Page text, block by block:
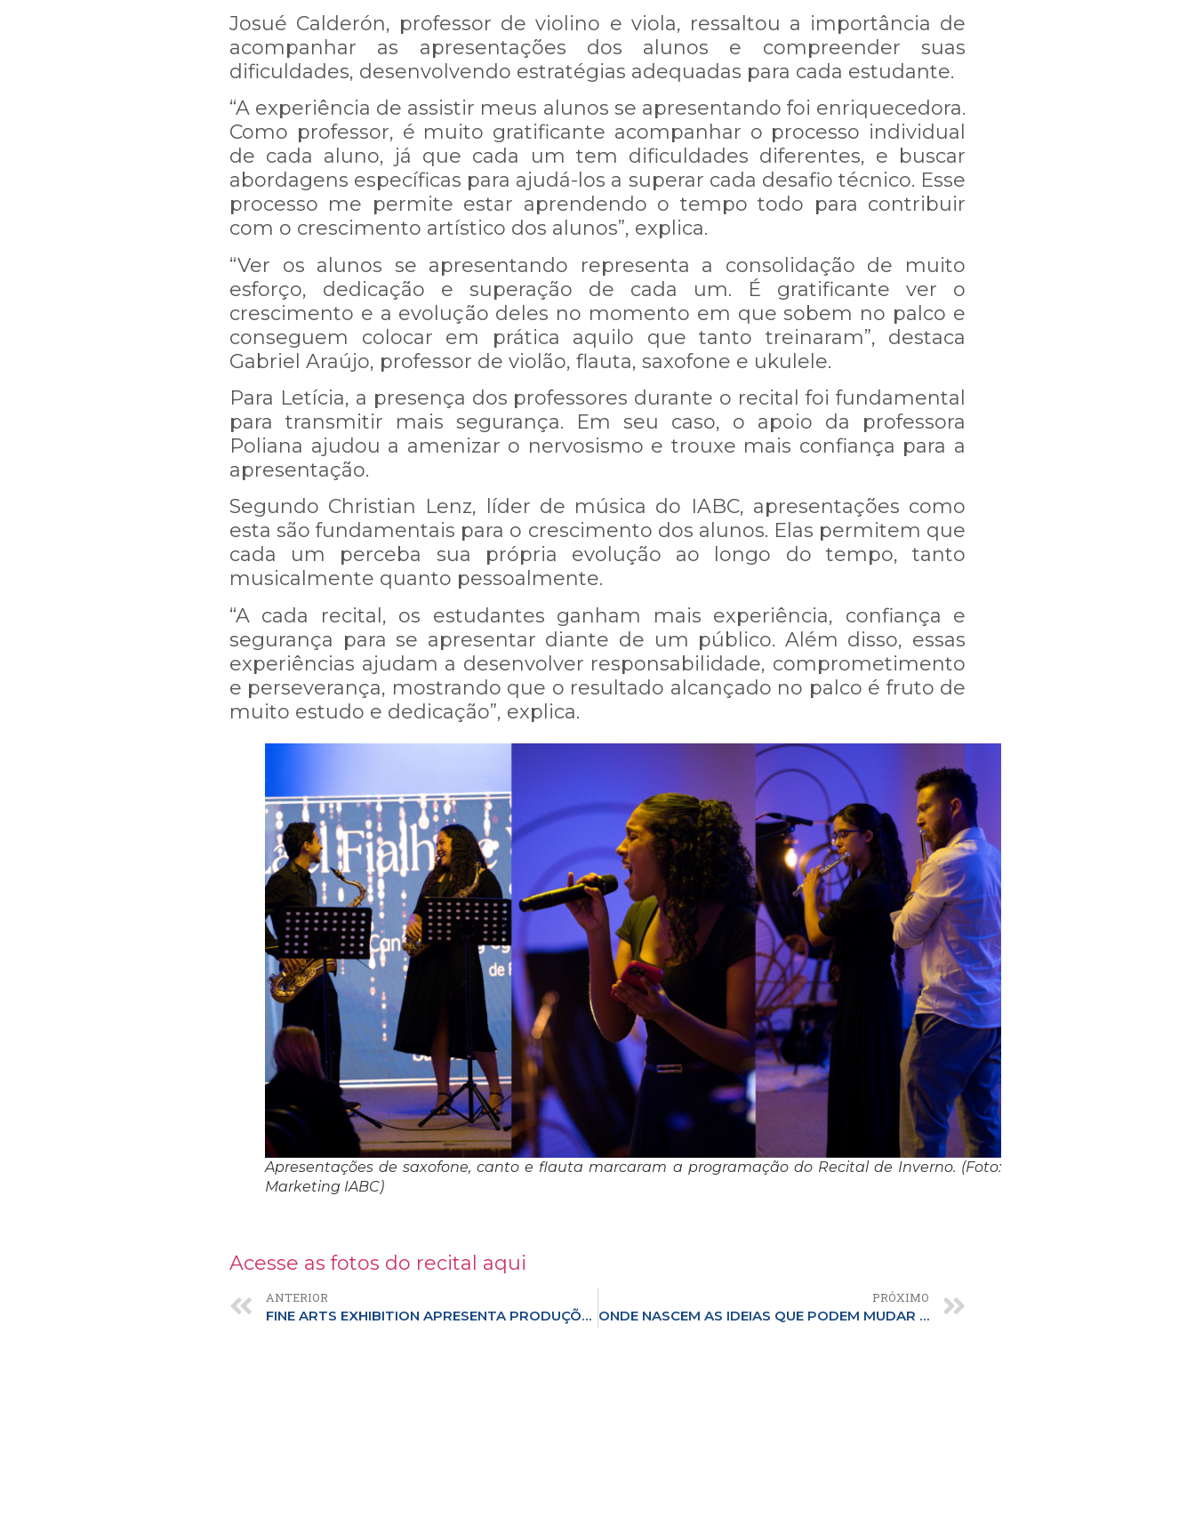
Josué Calderón, professor de violino e viola, ressaltou a importância de
acompanhar as apresentações dos alunos e compreender suas
dificuldades, desenvolvendo estratégias adequadas para cada estudante.
“A experiência de assistir meus alunos se apresentando foi enriquecedora.
Como professor, é muito gratificante acompanhar o processo individual
de cada aluno, já que cada um tem dificuldades diferentes, e buscar
abordagens específicas para ajudá-los a superar cada desafio técnico. Esse
processo me permite estar aprendendo o tempo todo para contribuir
com o crescimento artístico dos alunos”, explica.
“Ver os alunos se apresentando representa a consolidação de muito
esforço, dedicação e superação de cada um. É gratificante ver o
crescimento e a evolução deles no momento em que sobem no palco e
conseguem colocar em prática aquilo que tanto treinaram”, destaca
Gabriel Araújo, professor de violão, flauta, saxofone e ukulele.
Para Letícia, a presença dos professores durante o recital foi fundamental
para transmitir mais segurança. Em seu caso, o apoio da professora
Poliana ajudou a amenizar o nervosismo e trouxe mais confiança para a
apresentação.
Segundo Christian Lenz, líder de música do IABC, apresentações como
esta são fundamentais para o crescimento dos alunos. Elas permitem que
cada um perceba sua própria evolução ao longo do tempo, tanto
musicalmente quanto pessoalmente.
“A cada recital, os estudantes ganham mais experiência, confiança e
segurança para se apresentar diante de um público. Além disso, essas
experiências ajudam a desenvolver responsabilidade, comprometimento
e perseverança, mostrando que o resultado alcançado no palco é fruto de
muito estudo e dedicação”, explica.
Apresentações de saxofone, canto e flauta marcaram a programação do Recital de Inverno. (Foto:
Marketing IABC)
Acesse as fotos do recital aqui
ANTERIOR
FINE ARTS EXHIBITION APRESENTA PRODUÇÕES ARTÍSTICAS E MONÓLOGOS DE ALUNOS DO HIGH SCHOOL
PRÓXIMO
ONDE NASCEM AS IDEIAS QUE PODEM MUDAR O MUNDO
COMUNICADO IMPORTANTE:
Estamos passando por uma instabilidade em nosso WhatsApp, e talvez nossa
resposta a sua mensagem demore mais que o normal.
Por isso, pedimos sua compreensão e informamos que estamos trabalhando
arduamente para resolver esta questão!
Prazo de normalização: quinta-feira, 23/11/2023 às 17h
Nossa equipe está ligando para cada mensagem enviada!
Caso queira falar diretamente conosco ligue no número (62) 3395-8002.
Estou ciente - Fechar Aviso